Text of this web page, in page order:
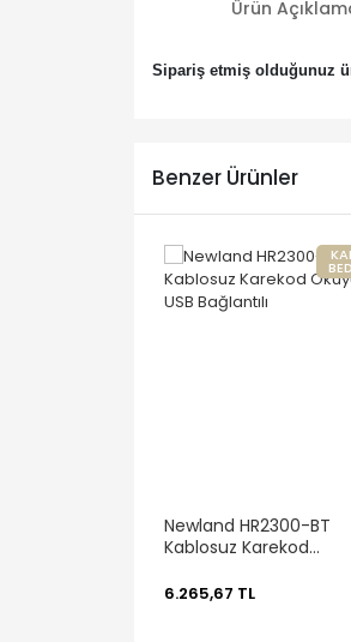
Ürün
Sipariş etmiş olduğunuz
Benzer Ürünler
Newland HR2300-BT
Kablosuz Karekod
6.265,67 TL